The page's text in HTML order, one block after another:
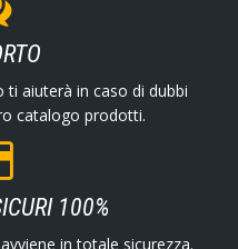
aiuterà in caso di dubbi
catalogo prodotti.
100%
in totale sicurezza.